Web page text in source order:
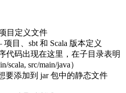
目定义文件
项目、sbt 和 Scala 版本定义
代码出现在这里，在子目录表明
src/main/java）
要添加到 jar 包中的静态文件